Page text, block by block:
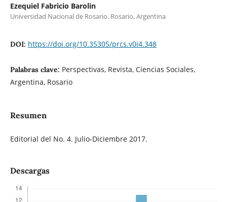
Ezequiel Fabricio Barolin
Universidad Nacional de Rosario. Rosario, Argentina
DOI: https://doi.org/10.35305/prcs.v0i4.348
Palabras clave: Perspectivas, Revista, Ciencias Sociales,
Argentina, Rosario
Resumen
Editorial del No. 4. Julio-Diciembre 2017.
Descargas